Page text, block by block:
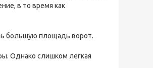
в то время как
большую площадь ворот.
Однако слишком легкая